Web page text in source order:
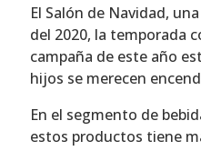
El Salón de Navidad,
del 2020, la temporada
campaña de este año
hijos se merecen
En el segmento de
estos productos tiene